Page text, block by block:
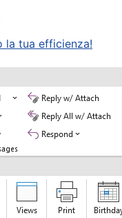
la tua efficienza!